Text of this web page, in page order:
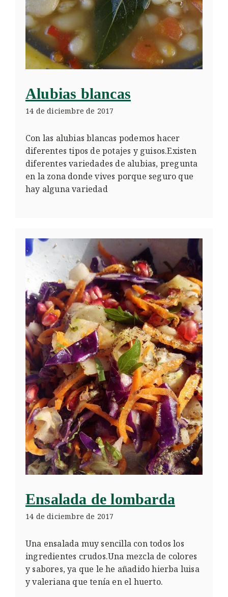
Alubias blancas
14 de diciembre de 2017
Con las alubias blancas podemos hacer
diferentes tipos de potajes y guisos.Existen
diferentes variedades de alubias, pregunta
en la zona donde vives porque seguro que
hay alguna variedad
Ensalada de lombarda
14 de diciembre de 2017
Una ensalada muy sencilla con todos los
ingredientes crudos.Una mezcla de colores
y sabores, ya que le he añadido hierba luisa
y valeriana que tenía en el huerto.